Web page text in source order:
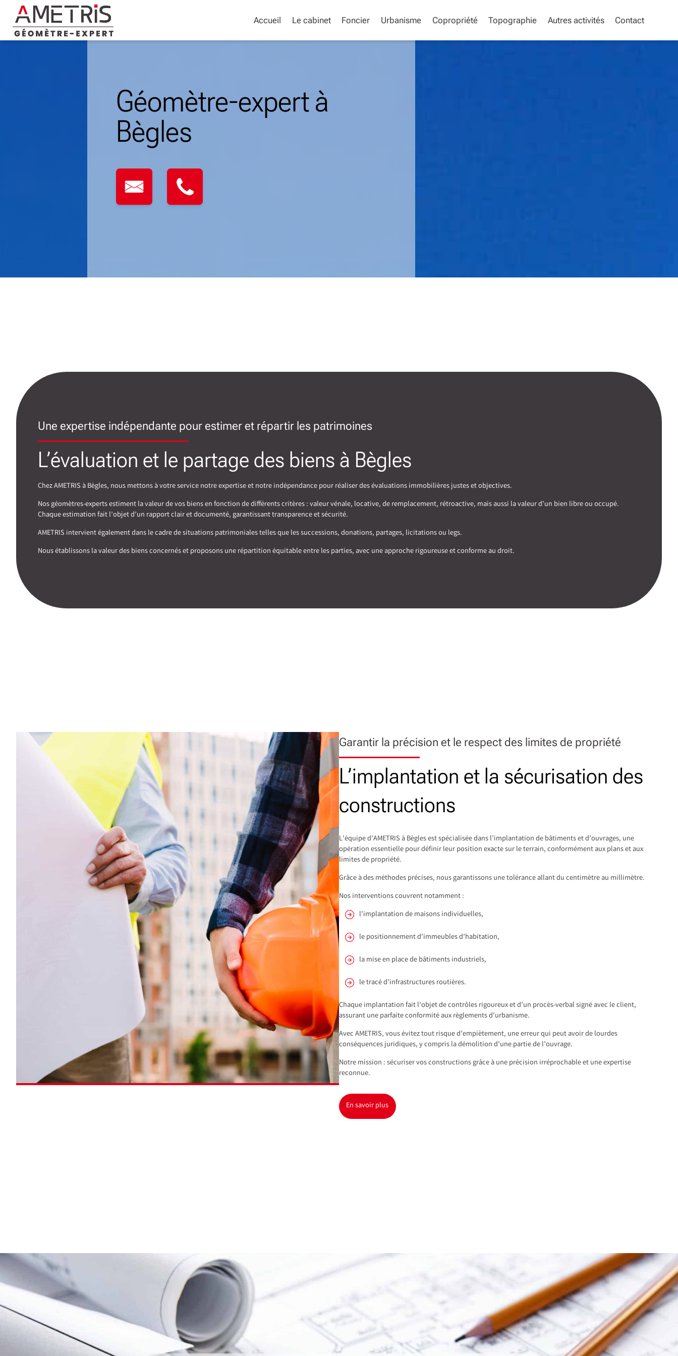
content
Accueil Le cabinet Foncier Urbanisme Copropriété Topographie Autres activités Contact
Géomètre-expert à
Bègles
Une expertise indépendante pour estimer et répartir les patrimoines
L’évaluation et le partage des biens à Bègles
Chez AMETRIS à Bègles, nous mettons à votre service notre expertise et notre indépendance pour réaliser des évaluations immobilières justes et objectives.
Nos géomètres-experts estiment la valeur de vos biens en fonction de différents critères : valeur vénale, locative, de remplacement, rétroactive, mais aussi la valeur d’un bien libre ou occupé.
Chaque estimation fait l’objet d’un rapport clair et documenté, garantissant transparence et sécurité.
AMETRIS intervient également dans le cadre de situations patrimoniales telles que les successions, donations, partages, licitations ou legs.
Nous établissons la valeur des biens concernés et proposons une répartition équitable entre les parties, avec une approche rigoureuse et conforme au droit.
Garantir la précision et le respect des limites de propriété
L’implantation et la sécurisation des
constructions
L’équipe d’AMETRIS à Bègles est spécialisée dans l’implantation de bâtiments et d’ouvrages, une
opération essentielle pour définir leur position exacte sur le terrain, conformément aux plans et aux
limites de propriété.
Grâce à des méthodes précises, nous garantissons une tolérance allant du centimètre au millimètre.
Nos interventions couvrent notamment :
l’implantation de maisons individuelles,
le positionnement d’immeubles d’habitation,
la mise en place de bâtiments industriels,
le tracé d’infrastructures routières.
Chaque implantation fait l’objet de contrôles rigoureux et d’un procès-verbal signé avec le client,
assurant une parfaite conformité aux règlements d’urbanisme.
Avec AMETRIS, vous évitez tout risque d’empiètement, une erreur qui peut avoir de lourdes
conséquences juridiques, y compris la démolition d’une partie de l’ouvrage.
Notre mission : sécuriser vos constructions grâce à une précision irréprochable et une expertise
reconnue.
En savoir plus